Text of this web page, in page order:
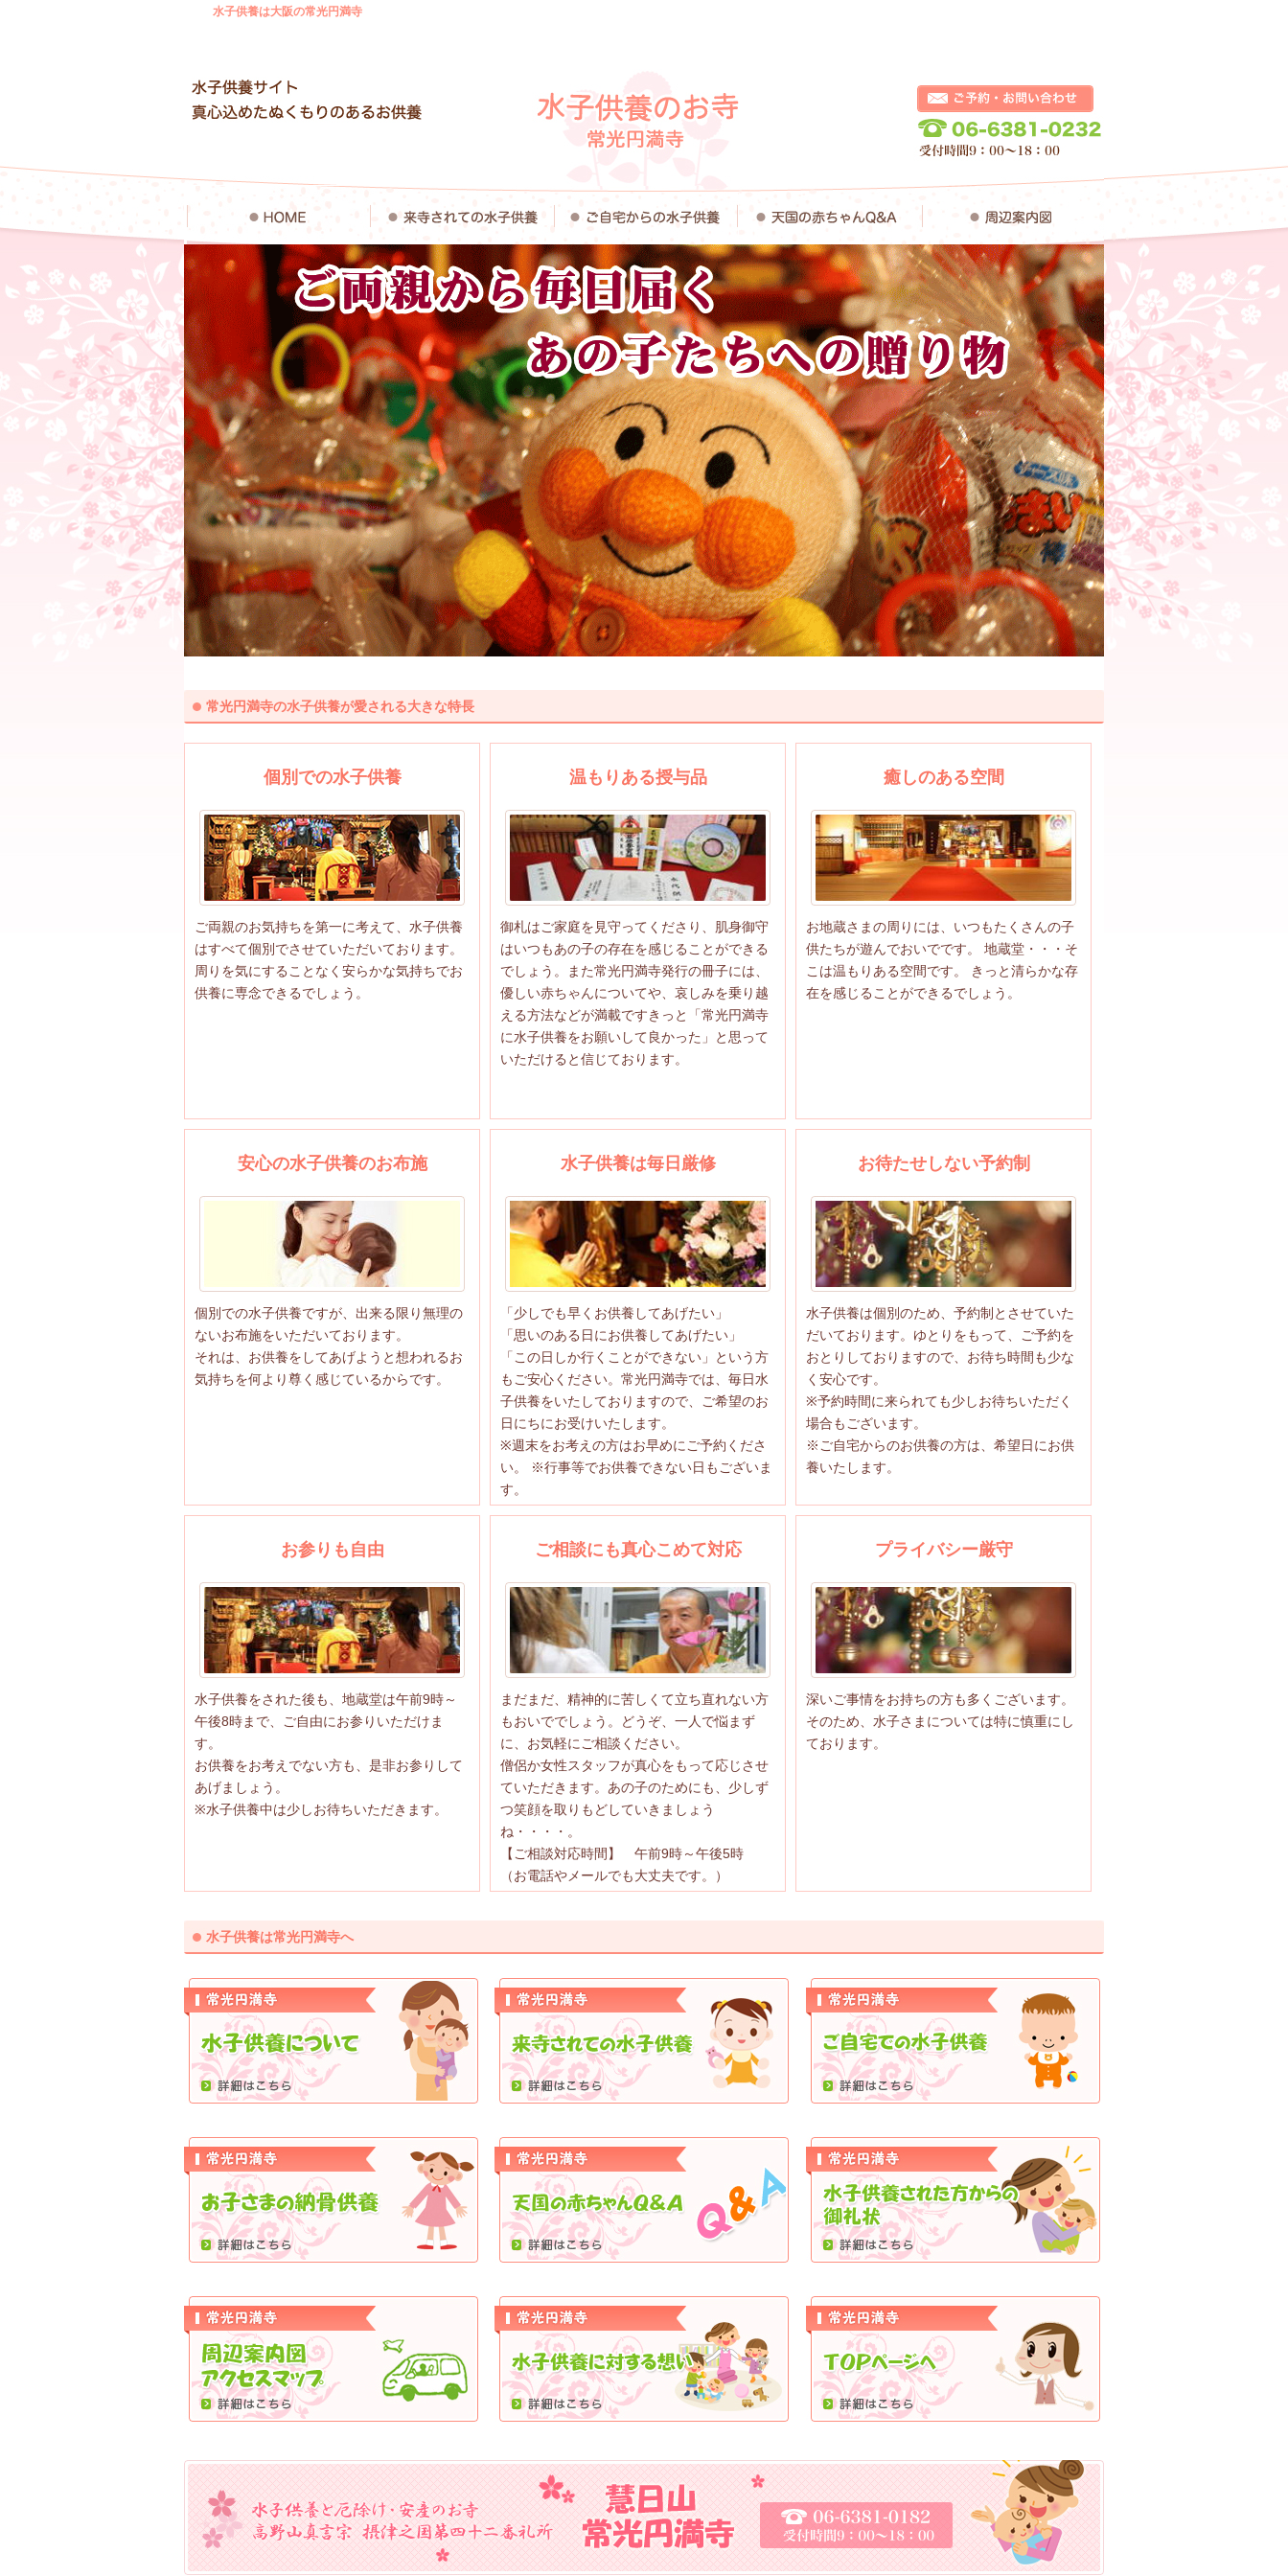
水子供養は大阪の常光円満寺
常光円満寺の水子供養が愛される大きな特長
個別での水子供養
ご両親のお気持ちを第一に考えて、水子供養
はすべて個別でさせていただいております。
周りを気にすることなく安らかな気持ちでお
供養に専念できるでしょう。
温もりある授与品
御札はご家庭を見守ってくださり、肌身御守
はいつもあの子の存在を感じることができる
でしょう。また常光円満寺発行の冊子には、
優しい赤ちゃんについてや、哀しみを乗り越
える方法などが満載ですきっと「常光円満寺
に水子供養をお願いして良かった」と思って
いただけると信じております。
癒しのある空間
お地蔵さまの周りには、いつもたくさんの子
供たちが遊んでおいでです。 地蔵堂・・・そ
こは温もりある空間です。 きっと清らかな存
在を感じることができるでしょう。
安心の水子供養のお布施
個別での水子供養ですが、出来る限り無理の
ないお布施をいただいております。
それは、お供養をしてあげようと想われるお
気持ちを何より尊く感じているからです。
水子供養は毎日厳修
「少しでも早くお供養してあげたい」
「思いのある日にお供養してあげたい」
「この日しか行くことができない」という方
もご安心ください。常光円満寺では、毎日水
子供養をいたしておりますので、ご希望のお
日にちにお受けいたします。
※週末をお考えの方はお早めにご予約くださ
い。 ※行事等でお供養できない日もございま
す。
お待たせしない予約制
水子供養は個別のため、予約制とさせていた
だいております。ゆとりをもって、ご予約を
おとりしておりますので、お待ち時間も少な
く安心です。
※予約時間に来られても少しお待ちいただく
場合もございます。
※ご自宅からのお供養の方は、希望日にお供
養いたします。
お参りも自由
水子供養をされた後も、地蔵堂は午前9時～
午後8時まで、ご自由にお参りいただけま
す。
お供養をお考えでない方も、是非お参りして
あげましょう。
※水子供養中は少しお待ちいただきます。
ご相談にも真心こめて対応
まだまだ、精神的に苦しくて立ち直れない方
もおいででしょう。どうぞ、一人で悩まず
に、お気軽にご相談ください。
僧侶か女性スタッフが真心をもって応じさせ
ていただきます。あの子のためにも、少しず
つ笑顔を取りもどしていきましょう
ね・・・・。
【ご相談対応時間】 午前9時～午後5時
（お電話やメールでも大丈夫です。）
プライバシー厳守
深いご事情をお持ちの方も多くございます。
そのため、水子さまについては特に慎重にし
ております。
水子供養は常光円満寺へ